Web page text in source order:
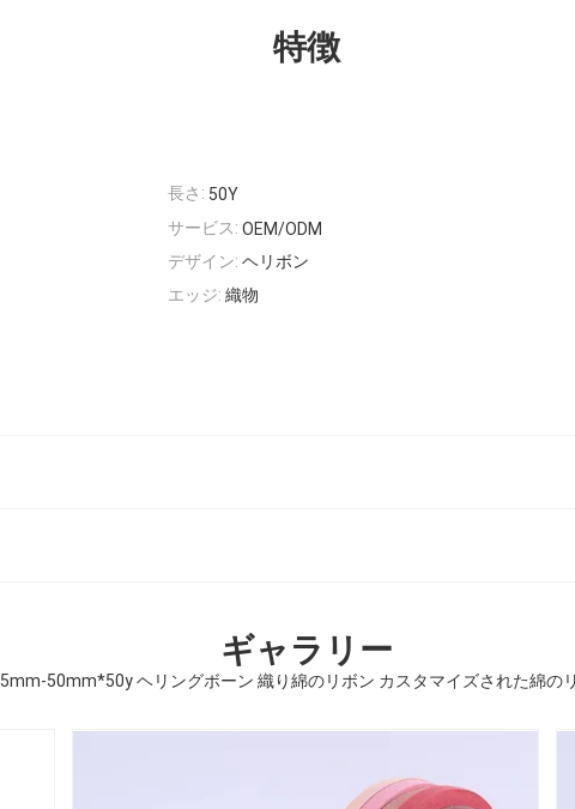
特徴
長さ: 50Y
サービス: OEM/ODM
デザイン: ヘリボン
エッジ: 織物
ギャラリー
5mm-50mm*50y ヘリングボーン 織り綿のリボン カスタマイズされた綿の